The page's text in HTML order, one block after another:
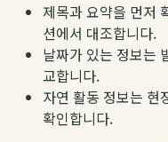
제목과 요약을 먼저
션에서 대조합니다.
날짜가 있는 정보는
교합니다.
자연 활동 정보는 현
확인합니다.